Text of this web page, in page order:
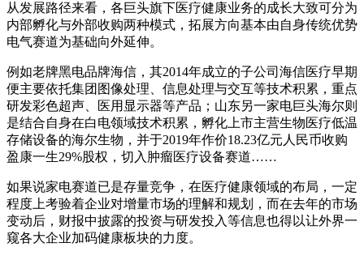
从发展路径来看，各巨头旗下医疗健康业务的成长大致可分为
内部孵化与外部收购两种模式，拓展方向基本由自身传统优势
电气赛道为基础向外延伸。
例如老牌黑电品牌海信，其2014年成立的子公司海信医疗早期
便主要依托集团图像处理、信息处理与交互等技术积累，重点
研发彩色超声、医用显示器等产品；山东另一家电巨头海尔则
是结合自身在白电领域技术积累，孵化上市主营生物医疗低温
存储设备的海尔生物，并于2019年作价18.23亿元人民币收购
盈康一生29%股权，切入肿瘤医疗设备赛道……
如果说家电赛道已是存量竞争，在医疗健康领域的布局，一定
程度上考验着企业对增量市场的理解和规划，而在去年的市场
变动后，财报中披露的投资与研发投入等信息也得以让外界一
窥各大企业加码健康板块的力度。